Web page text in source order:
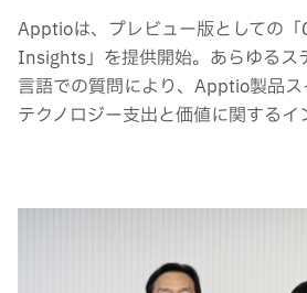
Apptioは、プレビュー版としての
Insights」を提供開始。あらゆるス
言語での質問により、Apptio製品
テクノロジー支出と価値に関する